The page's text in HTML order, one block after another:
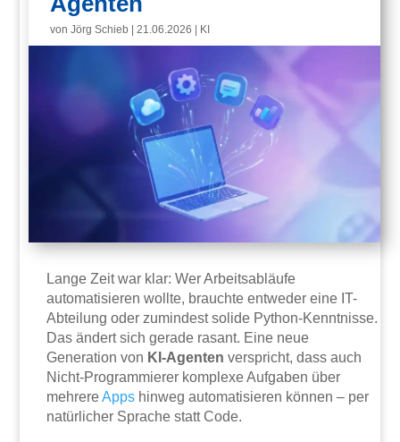
vonJörg Schieb |21.06.2026 KI
Lange Zeit war klar: Wer Arbeitsabläufe
automatisieren wollte, brauchte entweder eine IT-
Abteilung oder zumindest solide Python-Kenntnisse.
Das ändert sich gerade rasant. Eine neue
Generation von KI-Agenten verspricht, dass auch
Nicht-Programmierer komplexe Aufgaben über
mehrereApps hinweg automatisieren können – per
natürlicher Sprache statt Code.